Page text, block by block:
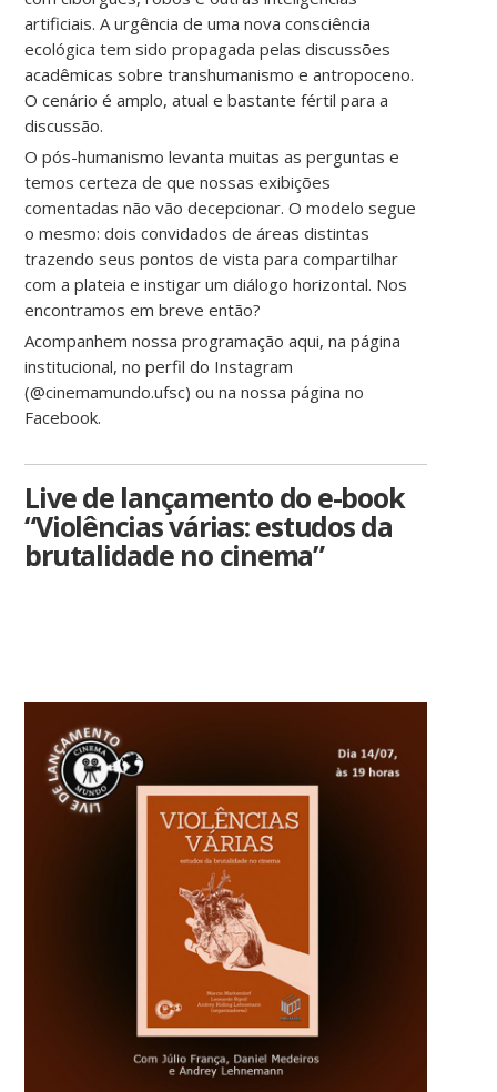
artificiais. A urgência de uma nova consciência
ecológica tem sido propagada pelas discussões
acadêmicas sobre transhumanismo e antropoceno.
O cenário é amplo, atual e bastante fértil para a
discussão.
O pós-humanismo levanta muitas as perguntas e
temos certeza de que nossas exibições
comentadas não vão decepcionar. O modelo segue
o mesmo: dois convidados de áreas distintas
trazendo seus pontos de vista para compartilhar
com a plateia e instigar um diálogo horizontal. Nos
encontramos em breve então?
Acompanhem nossa programação aqui, na página
institucional, no perfil do Instagram
(@cinemamundo.ufsc) ou na nossa página no
Facebook.
Live de lançamento do e-book
“Violências várias: estudos da
brutalidade no cinema”